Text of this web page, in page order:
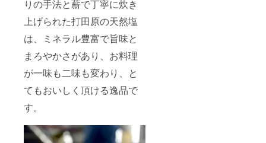
りの手法と薪で丁寧に炊き
上げられた打田原の天然塩
は、ミネラル豊富で旨味と
まろやかさがあり、お料理
が一味も二味も変わり、と
てもおいしく頂ける逸品で
す。